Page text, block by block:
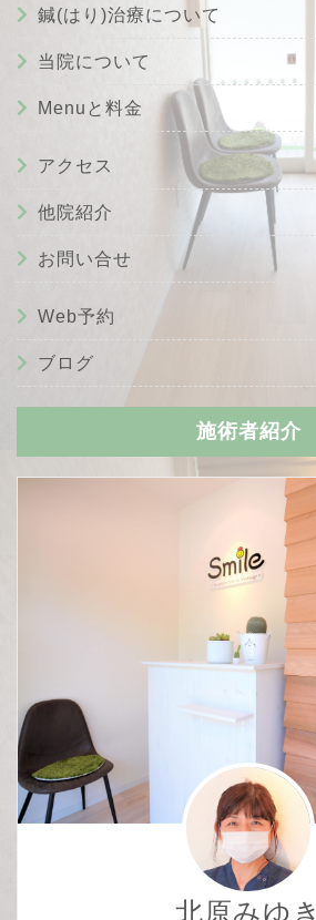
鍼(はり)治療について
当院について
Menuと料金
アクセス
他院紹介
お問い合せ
Web予約
ブログ
施術者紹介
北原みゆき